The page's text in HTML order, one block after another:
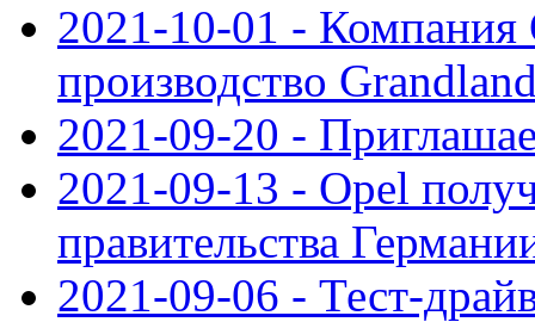
2021-10-01 - Компания
производство
2021-09-20 -
2021-09-13 - Opel
правительства
2021-09-06 - Тест-